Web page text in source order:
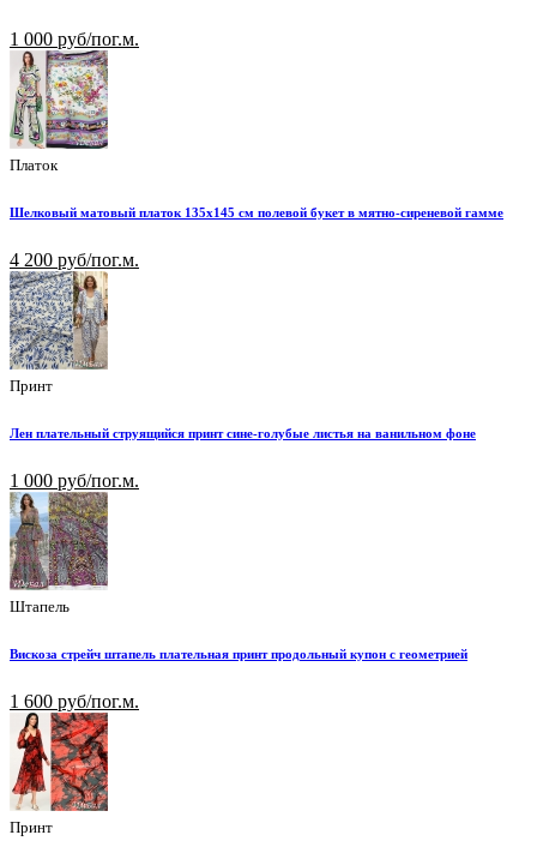
1 000 руб/пог.м.
Платок
Шелковый матовый платок 135х145 см полевой букет в мятно-сиреневой гамме
4 200 руб/пог.м.
Принт
Лен плательный струящийся принт сине-голубые листья на ванильном фоне
1 000 руб/пог.м.
Штапель
Вискоза стрейч штапель плательная принт продольный купон с геометрией
1 600 руб/пог.м.
Принт